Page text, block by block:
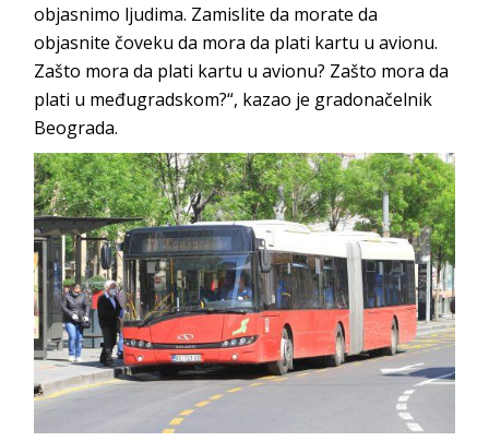
objasnimo ljudima. Zamislite da morate da
objasnite čoveku da mora da plati kartu u avionu.
Zašto mora da plati kartu u avionu? Zašto mora da
plati u međugradskom?“, kazao je gradonačelnik
Beograda.